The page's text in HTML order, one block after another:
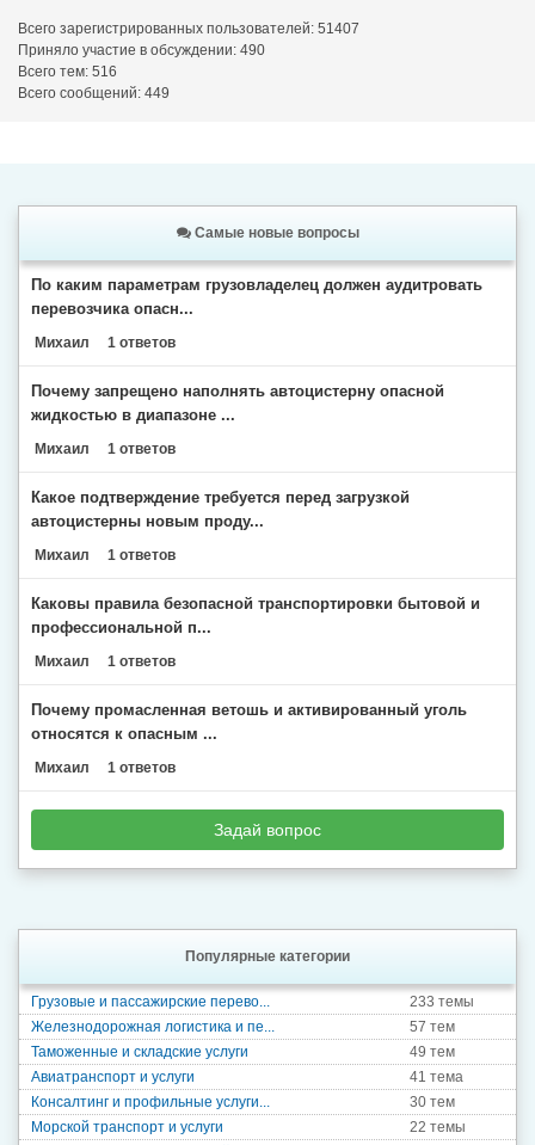
Всего зарегистрированных пользователей: 51407
Приняло участие в обсуждении: 490
Всего тем: 516
Всего сообщений: 449
Самые новые вопросы
По каким параметрам грузовладелец должен аудитровать
перевозчика опасн...
Михаил 1 ответов
Почему запрещено наполнять автоцистерну опасной
жидкостью в диапазоне ...
Михаил 1 ответов
Какое подтверждение требуется перед загрузкой
автоцистерны новым проду...
Михаил 1 ответов
Каковы правила безопасной транспортировки бытовой и
профессиональной п...
Михаил 1 ответов
Почему промасленная ветошь и активированный уголь
относятся к опасным ...
Михаил 1 ответов
Задай вопрос
Популярные категории
Грузовые и пассажирские перево...
233 темы
Железнодорожная логистика и пе...
57 тем
Таможенные и складские услуги
49 тем
Авиатранспорт и услуги
41 тема
Консалтинг и профильные услуги...
30 тем
Морской транспорт и услуги
22 темы